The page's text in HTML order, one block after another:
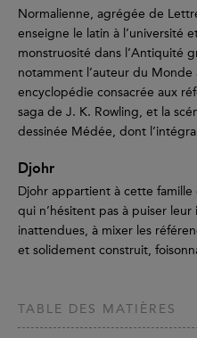
Normalienne, agrégée de
enseigne le latin à l’université
monstruosité dans l’Antiquité
notamment l’auteur du
encyclopédie consacrée aux
saga de J. K. Rowling, et la
dessinée Médée, dont
Djohr
Djohr appartient à cette
qui n’hésitent pas à puiser
inattendues, à mixer les
et solidement construit,
TABLE DES MATIÈRES